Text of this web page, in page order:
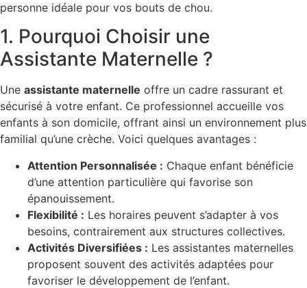
personne idéale pour vos bouts de chou.
1. Pourquoi Choisir une
Assistante Maternelle ?
Une assistante maternelle offre un cadre rassurant et
sécurisé à votre enfant. Ce professionnel accueille vos
enfants à son domicile, offrant ainsi un environnement plus
familial qu’une crèche. Voici quelques avantages :
Attention Personnalisée : Chaque enfant bénéficie
d’une attention particulière qui favorise son
épanouissement.
Flexibilité : Les horaires peuvent s’adapter à vos
besoins, contrairement aux structures collectives.
Activités Diversifiées : Les assistantes maternelles
proposent souvent des activités adaptées pour
favoriser le développement de l’enfant.